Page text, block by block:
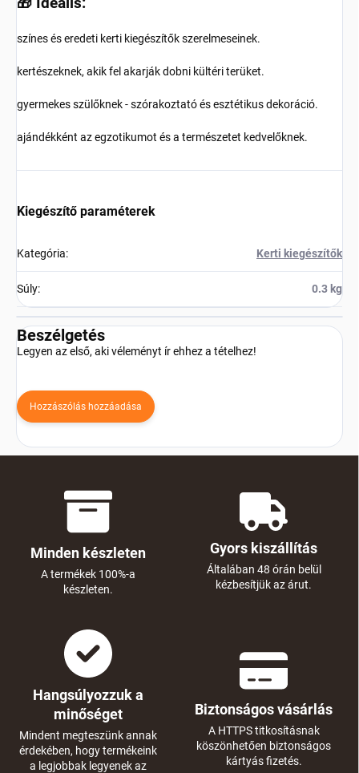
színes és eredeti kerti kiegészítők szerelmeseinek.
kertészeknek, akik fel akarják dobni kültéri terüket.
gyermekes szülőknek - szórakoztató és esztétikus dekoráció.
ajándékként az egzotikumot és a természetet kedvelőknek.
Kiegészítő paraméterek
Kategória: Kerti kiegészítők
Súly: 0.3 kg
Beszélgetés
Legyen az első, aki véleményt ír ehhez a tételhez!
Hozzászólás hozzáadása
Minden készleten
A termékek 100%-a
készleten.
Gyors kiszállítás
Általában 48 órán belül
kézbesítjük az árut.
Hangsúlyozzuk a
minőséget
Mindent megteszünk annak
érdekében, hogy termékeink
a legjobbak legyenek az
Biztonságos vásárlás
A HTTPS titkosításnak
köszönhetően biztonságos
kártyás fizetés.